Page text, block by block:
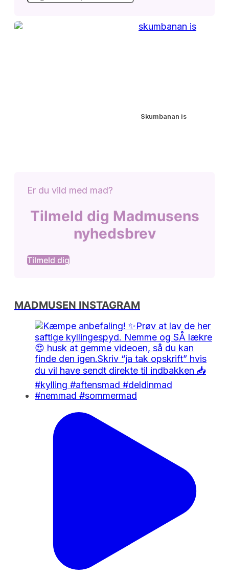
Skumbanan is
Er du vild med mad?
Tilmeld dig Madmusens
nyhedsbrev
Tilmeld dig
MADMUSEN INSTAGRAM